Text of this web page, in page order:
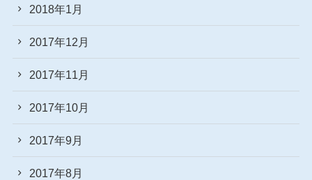
2018年1月
2017年12月
2017年11月
2017年10月
2017年9月
2017年8月